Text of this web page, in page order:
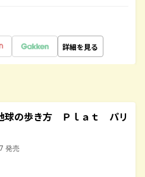
詳細を見る
球の歩き方 Ｐｌａｔ パリ
発売